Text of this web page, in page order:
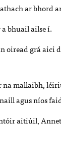
ar bhord
bhuail ailse í.
oiread grá aici
na mallaibh,
agus níos
aitiúil,